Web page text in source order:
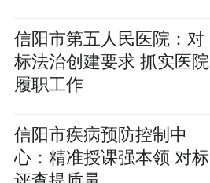
信阳市第五人民医院：对
标法治创建要求 抓实医院
履职工作
信阳市疾病预防控制中
心：精准授课强本领 对标